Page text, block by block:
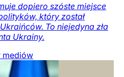
dopiero szóste miejsce
który został
To niejedyna zła
Ukrainy.
mediów